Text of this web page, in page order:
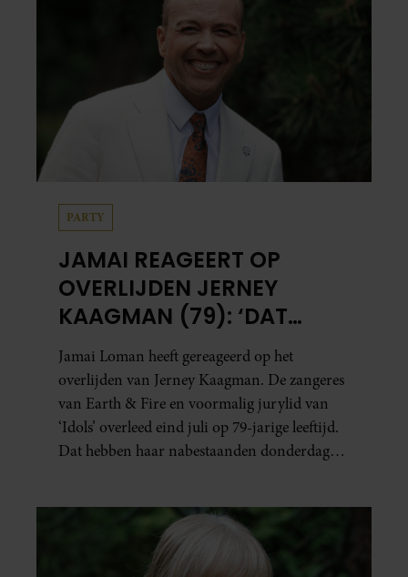
PARTY
JAMAI REAGEERT OP
OVERLIJDEN JERNEY
KAAGMAN (79): ‘DAT
VERTROUWEN ZAL IK
NOOIT VERGETEN’
Jamai Loman heeft gereageerd op het
overlijden van Jerney Kaagman. De zangeres
van Earth & Fire en voormalig jurylid van
‘Idols’ overleed eind juli op 79-jarige leeftijd.
Dat hebben haar nabestaanden donderdag